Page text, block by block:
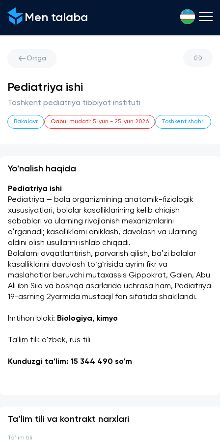
Men talaba
Ortga
Pediatriya ishi
Toshkent pediatriya tibbiyot instituti
Bakalavr Qabul mudati: 5 Iyun - 25 Iyun 2026 Toshkent shahri
Yo'nalish haqida
Pediatriya ishi
Pediatriya — bola organizmining anatomik-fiziologik
xususiyatlari, bolalar kasalliklarining kelib chiqish
sabablari va ularning rivojlanish mexanizmlarini
oʻrganadi; kasalliklarni aniklash, davolash va ularning
oldini olish usullarini ishlab chiqadi.
Bolalarni ovqatlantirish, parvarish qilish, baʼzi bolalar
kasalliklarini davolash toʻgʻrisida ayrim fikr va
maslahatlar beruvchi mutaxassis Gippokrat, Galen, Abu
Ali ibn Siio va boshqa asarlarida uchrasa ham, Pediatriya
19-asrning 2yarmida mustaqil fan sifatida shakllandi.
Imtihon bloki: Biologiya, kimyo
Ta'lim tili: o'zbek, rus tili
Kunduzgi ta’lim: 15 344 490 so’m
Ta’lim tili va kontrakt narxlari
Ta'lim tili